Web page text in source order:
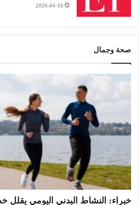
2026-04-16
صحة وجمال
خبراء: النشاط البدني اليومي يقلل